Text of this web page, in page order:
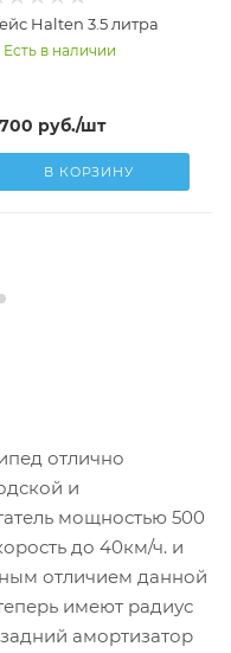
Halten 3.5 литра
Есть в наличии
руб./шт
В КОРЗИНУ
отлично
и
мощностью 500
до 40км/ч. и
отличием данной
имеют радиус
амортизатор